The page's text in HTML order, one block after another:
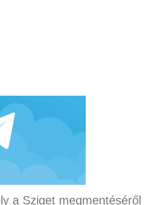
a Sziget megmentéséről